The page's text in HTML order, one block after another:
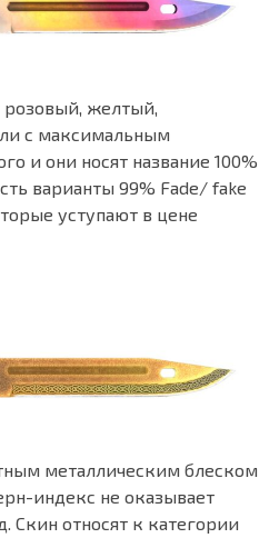
розовый, желтый,
с максимальным
и они носят название 100%
варианты 99% Fade/ fake
уступают в цене
металлическим блеском
индекс не оказывает
Скин относят к категории